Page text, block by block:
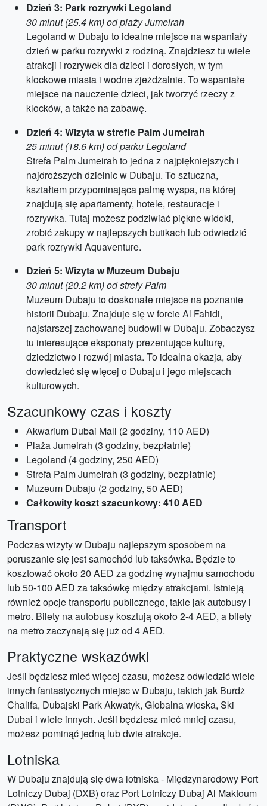
Dzień 3: Park rozrywki Legoland
30 minut (25.4 km) od plaży Jumeirah
Legoland w Dubaju to idealne miejsce na wspaniały
dzień w parku rozrywki z rodziną. Znajdziesz tu wiele
atrakcji i rozrywek dla dzieci i dorosłych, w tym
klockowe miasta i wodne zjeżdżalnie. To wspaniałe
miejsce na nauczenie dzieci, jak tworzyć rzeczy z
klocków, a także na zabawę.
Dzień 4: Wizyta w strefie Palm Jumeirah
25 minut (18.6 km) od parku Legoland
Strefa Palm Jumeirah to jedna z najpiękniejszych i
najdroższych dzielnic w Dubaju. To sztuczna,
kształtem przypominająca palmę wyspa, na której
znajdują się apartamenty, hotele, restauracje i
rozrywka. Tutaj możesz podziwiać piękne widoki,
zrobić zakupy w najlepszych butikach lub odwiedzić
park rozrywki Aquaventure.
Dzień 5: Wizyta w Muzeum Dubaju
30 minut (20.2 km) od strefy Palm
Muzeum Dubaju to doskonałe miejsce na poznanie
historii Dubaju. Znajduje się w forcie Al Fahidi,
najstarszej zachowanej budowli w Dubaju. Zobaczysz
tu interesujące eksponaty prezentujące kulturę,
dziedzictwo i rozwój miasta. To idealna okazja, aby
dowiedzieć się więcej o Dubaju i jego miejscach
kulturowych.
Szacunkowy czas i koszty
Akwarium Dubai Mall (2 godziny, 110 AED)
Plaża Jumeirah (3 godziny, bezpłatnie)
Legoland (4 godziny, 250 AED)
Strefa Palm Jumeirah (3 godziny, bezpłatnie)
Muzeum Dubaju (2 godziny, 50 AED)
Całkowity koszt szacunkowy: 410 AED
Transport
Podczas wizyty w Dubaju najlepszym sposobem na
poruszanie się jest samochód lub taksówka. Będzie to
kosztować około 20 AED za godzinę wynajmu samochodu
lub 50-100 AED za taksówkę między atrakcjami. Istnieją
również opcje transportu publicznego, takie jak autobusy i
metro. Bilety na autobusy kosztują około 2-4 AED, a bilety
na metro zaczynają się już od 4 AED.
Praktyczne wskazówki
Jeśli będziesz mieć więcej czasu, możesz odwiedzić wiele
innych fantastycznych miejsc w Dubaju, takich jak Burdż
Chalifa, Dubajski Park Akwatyk, Globalna wioska, Ski
Dubai i wiele innych. Jeśli będziesz mieć mniej czasu,
możesz pominąć jedną lub dwie atrakcje.
Lotniska
W Dubaju znajdują się dwa lotniska - Międzynarodowy Port
Lotniczy Dubaj (DXB) oraz Port Lotniczy Dubaj Al Maktoum